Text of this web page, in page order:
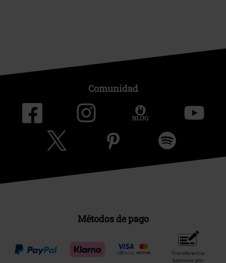
Comunidad
Métodos de pago
Transferencia
bancaria por